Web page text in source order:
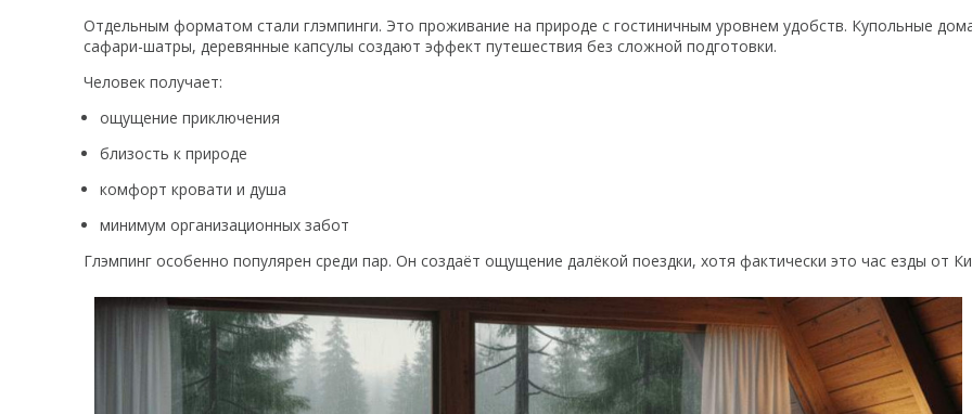
Отдельным форматом стали глэмпинги. Это проживание на природе с гостиничным уровнем удобств. Купольные
сафари-шатры, деревянные капсулы создают эффект путешествия без сложной подготовки.
Человек получает:
ощущение приключения
близость к природе
комфорт кровати и душа
минимум организационных забот
Глэмпинг особенно популярен среди пар. Он создаёт ощущение далёкой поездки, хотя фактически это час езды от